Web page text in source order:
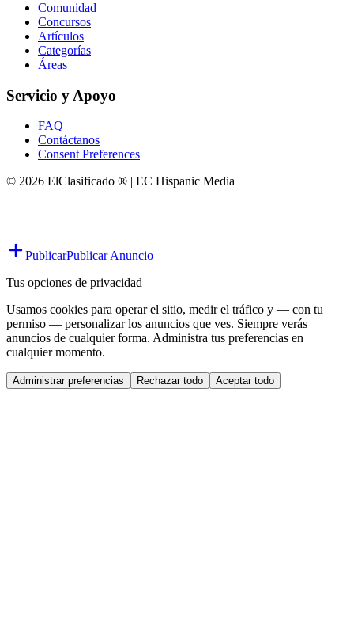
Comunidad
Concursos
Artículos
Categorías
Áreas
Servicio y Apoyo
FAQ
Contáctanos
Consent Preferences
© 2026 ElClasificado ® | EC Hispanic Media
PublicarPublicar Anuncio
Tus opciones de privacidad
Usamos cookies para operar el sitio, medir el tráfico y — con tu
permiso — personalizar los anuncios que ves. Siempre verás
anuncios de cualquier forma. Administra tus preferencias en
cualquier momento.
Administrar preferencias Rechazar todo Aceptar todo